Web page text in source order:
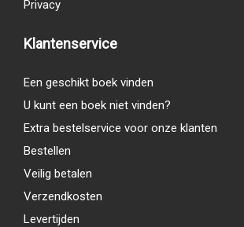
Privacy
Klantenservice
Een geschikt boek vinden
U kunt een boek niet vinden?
Extra bestelservice voor onze klanten
Bestellen
Veilig betalen
Verzendkosten
Levertijden